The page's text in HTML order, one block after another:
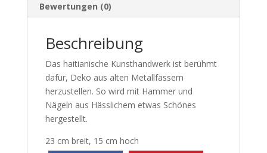
Bewertungen (0)
Beschreibung
Das haitianische Kunsthandwerk ist berühmt
dafür, Deko aus alten Metallfässern
herzustellen. So wird mit Hammer und
Nägeln aus Hässlichem etwas Schönes
hergestellt.
23 cm breit, 15 cm hoch